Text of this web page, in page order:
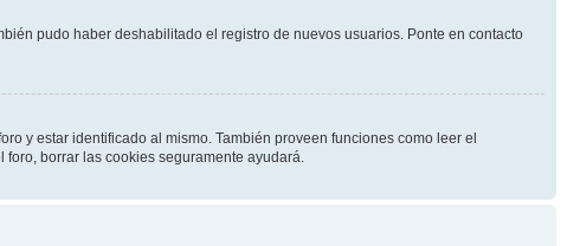
pudo haber deshabilitado el registro de nuevos usuarios. Ponte en contacto
y estar identificado al mismo. También proveen funciones como leer el
borrar las cookies seguramente ayudará.